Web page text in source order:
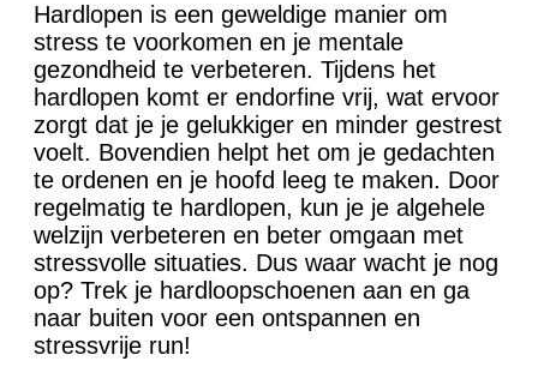
Hardlopen is een geweldige manier om
stress te voorkomen en je mentale
gezondheid te verbeteren. Tijdens het
hardlopen komt er endorfine vrij, wat ervoor
zorgt dat je je gelukkiger en minder gestrest
voelt. Bovendien helpt het om je gedachten
te ordenen en je hoofd leeg te maken. Door
regelmatig te hardlopen, kun je je algehele
welzijn verbeteren en beter omgaan met
stressvolle situaties. Dus waar wacht je nog
op? Trek je hardloopschoenen aan en ga
naar buiten voor een ontspannen en
stressvrije run!